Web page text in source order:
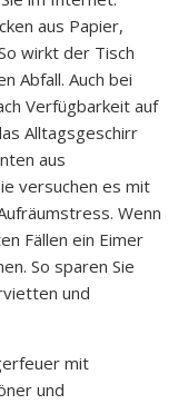
aus Papier,
wirkt der Tisch
Abfall. Auch bei
Verfügbarkeit auf
Alltagsgeschirr
aus
versuchen es mit
Wenn
Fällen ein Eimer
So sparen Sie
und
mit
und